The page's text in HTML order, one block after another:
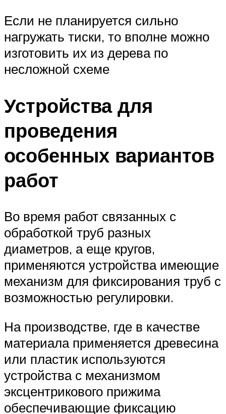
Если не планируется сильно
нагружать тиски, то вполне можно
изготовить их из дерева по
несложной схеме
Устройства для
проведения
особенных вариантов
работ
Во время работ связанных с
обработкой труб разных
диаметров, а еще кругов,
применяются устройства имеющие
механизм для фиксирования труб с
возможностью регулировки.
На производстве, где в качестве
материала применяется древесина
или пластик используются
устройства с механизмом
эксцентрикового прижима
обеспечивающие фиксацию